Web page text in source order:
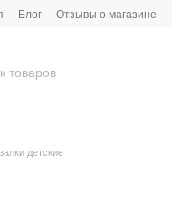
Блог Отзывы о магазине
детские